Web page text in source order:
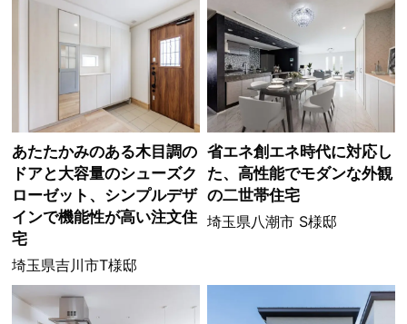
あたたかみのある木目調の
ドアと大容量のシューズク
ローゼット、シンプルデザ
インで機能性が高い注文住
宅
埼玉県吉川市T様邸
省エネ創エネ時代に対応し
た、高性能でモダンな外観
の二世帯住宅
埼玉県八潮市 S様邸